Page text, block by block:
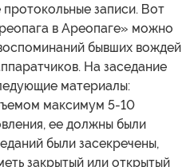
записи. Вот
в Ареопаге» можно
бывших вождей
На заседание
материалы:
максимум 5-10
ее должны были
были засекречены,
закрытый или открытый